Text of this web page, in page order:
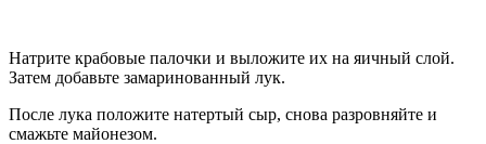
Натрите крабовые палочки и выложите их на яичный слой.
Затем добавьте замаринованный лук.
После лука положите натертый сыр, снова разровняйте и
смажьте майонезом.